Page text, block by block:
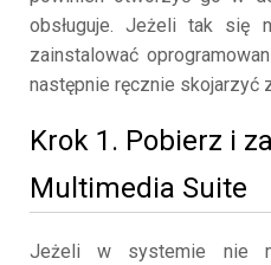
obsługuje. Jeżeli tak się
zainstalować
następnie ręcznie skojarzyć
Krok 1. Pobierz i
Multimedia Suite
Jeżeli w systemie nie